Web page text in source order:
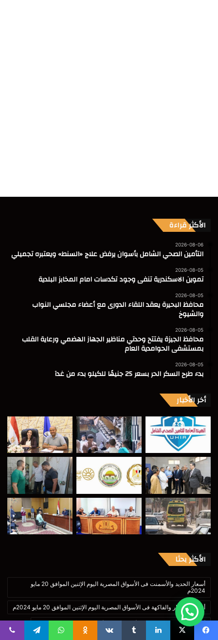
الأكثر قراءة
2026-08-06
التأمين الصحي الشامل بأسوان يرفض علاج «السنط» ويعتبره تجميلي
2026-08-05
تموين الاسكندرية تنفى وجود تكدسات امام المخابز البلدية
2026-08-05
محافظ البحيرة يعقد اللقاء الدورى مع أعضاء مجلسي النواب
والشيوخ
2026-08-05
محافظ الجيزة يفتتح وحدتي مناظير الجهاز الهضمي ورعاية القلب
بمستشفى الحوامدية العام
2026-08-05
بدء طرح السكر الحر بسعر 25 جنيهًا للكيلو بدء من غدآ
أخر الأخبار
الأكثر بحثا
أسعار الحديد والأسمنت فى الأسواق المصرية اليوم الإثنين الموافق 20 مايو
2024م
أسعار الخضار والفاكهة فى الأسواق المصرية اليوم الإثنين الموافق 20 مايو 2024م
أسعار الخضار والفاكهة فى الأسواق اليوم الأحد الموافق 2 فبراير 2025م